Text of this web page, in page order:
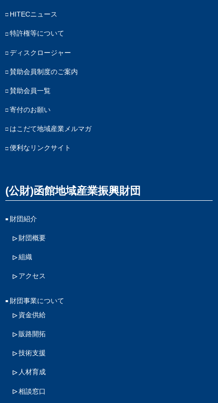
HITECニュース
特許権等について
ディスクロージャー
賛助会員制度のご案内
賛助会員一覧
寄付のお願い
はこだて地域産業メルマガ
便利なリンクサイト
(公財)函館地域産業振興財団
財団紹介
財団概要
組織
アクセス
財団事業について
資金供給
販路開拓
技術支援
人材育成
相談窓口